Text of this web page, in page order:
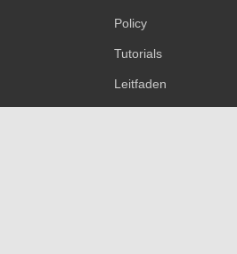
Policy
Tutorials
Leitfaden